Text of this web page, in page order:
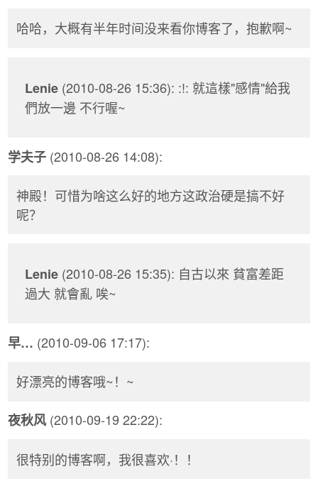
哈哈，大概有半年时间没来看你博客了，抱歉啊~
Lenie (2010-08-26 15:36): :!: 就這樣"感情"給我
們放一邊 不行喔~
学夫子 (2010-08-26 14:08):
神殿！可惜为啥这么好的地方这政治硬是搞不好
呢？
Lenie (2010-08-26 15:35): 自古以來 貧富差距
過大 就會亂 唉~
早… (2010-09-06 17:17):
好漂亮的博客哦~！~
夜秋风(2010-09-19 22:22):
很特别的博客啊，我很喜欢·！！